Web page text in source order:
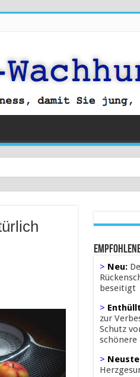
> Neu:
beseitigt
>
zur
Schutz
schönere
>